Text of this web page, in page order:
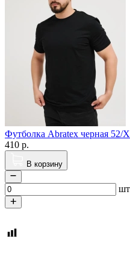
Футболка Abratex черная 52/
410 р.
В корзину